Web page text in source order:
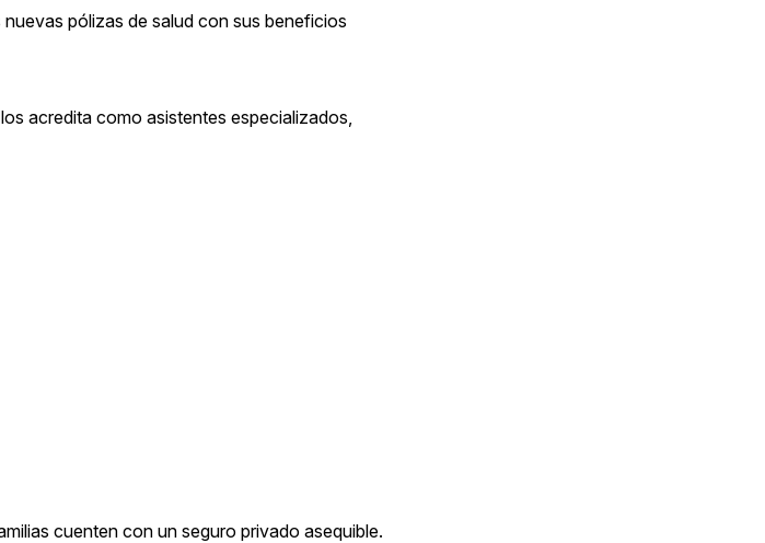
pólizas de salud con sus beneficios
acredita como asistentes especializados,
cuenten con un seguro privado asequible.